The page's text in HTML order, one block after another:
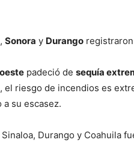
, Sonora y Durango
padeció de sequía
el riesgo de incendios es
a su escasez.
Durango y Coahuila